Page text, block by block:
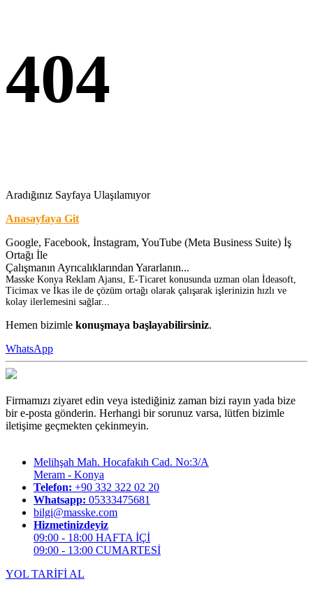
404
Aradığınız Sayfaya Ulaşılamıyor
Anasayfaya Git
Google, Facebook, İnstagram, YouTube (Meta Business Suite) İş
Ortağı İle
Çalışmanın Ayrıcalıklarından Yararlanın...
Masske Konya Reklam Ajansı, E-Ticaret konusunda uzman olan İdeasoft,
Ticimax ve İkas ile de çözüm ortağı olarak çalışarak işlerinizin hızlı ve
kolay ilerlemesini sağlar...
Hemen bizimle konuşmaya başlayabilirsiniz.
WhatsApp
Firmamızı ziyaret edin veya istediğiniz zaman bizi rayın yada bize
bir e-posta gönderin. Herhangi bir sorunuz varsa, lütfen bizimle
iletişime geçmekten çekinmeyin.
Melihşah Mah. Hocafakıh Cad. No:3/A
Meram - Konya
Telefon: +90 332 322 02 20
Whatsapp: 05333475681
bilgi@masske.com
Hizmetinizdeyiz
09:00 - 18:00 HAFTA İÇİ
09:00 - 13:00 CUMARTESİ
YOL TARİFİ AL